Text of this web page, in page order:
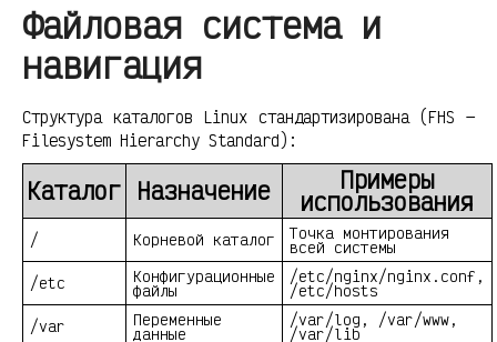
Файловая система и
навигация
Структура каталогов Linux стандартизирована (FHS —
Filesystem Hierarchy Standard):
Каталог Назначение Примеры
использования
/ Корневой каталог Точка монтирования
всей системы
/etc
Конфигурационные
файлы
/etc/nginx/nginx.conf,
/etc/hosts
/var
Переменные
данные
/var/log, /var/www,
/var/lib